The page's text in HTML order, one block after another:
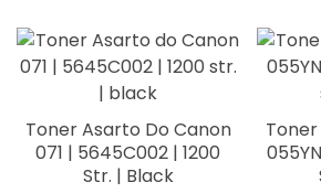
Toner Asarto Do Canon
071 | 5645C002 | 1200
Str. | Black